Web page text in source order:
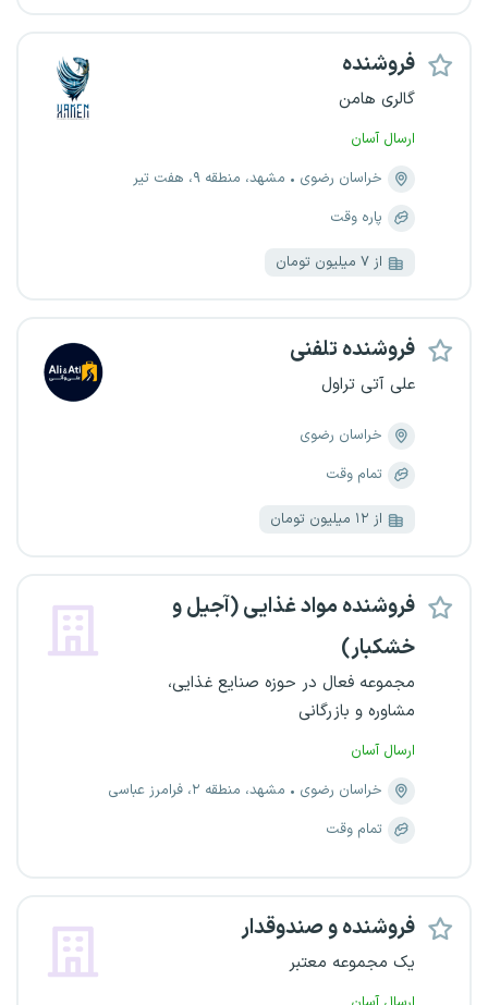
فروشنده
گالری هامن
ارسال آسان
خراسان رضوی
مشهد، منطقه ۹، هفت تیر
پاره وقت
از ۷ میلیون تومان
فروشنده تلفنی
علی آتی تراول
خراسان رضوی
تمام وقت
از ۱۲ میلیون تومان
فروشنده مواد غذایی (آجیل و
خشکبار)
مجموعه فعال در حوزه صنایع غذایی،
مشاوره و بازرگانی
ارسال آسان
خراسان رضوی
مشهد، منطقه ۲، فرامرز عباسی
تمام وقت
فروشنده و صندوقدار
یک مجموعه معتبر